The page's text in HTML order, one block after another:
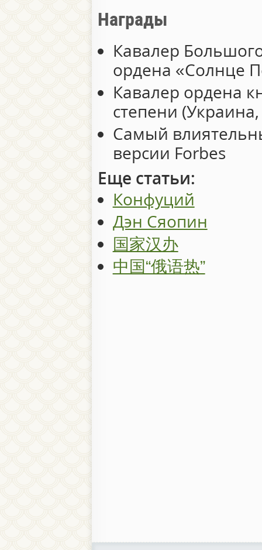
Награды
Кавалер
ордена «Солнце
Кавалер ордена
степени
Самый
версии Forbes
Еще статьи:
Конфуций
Дэн Сяопин
国家汉办
中国“俄语热”